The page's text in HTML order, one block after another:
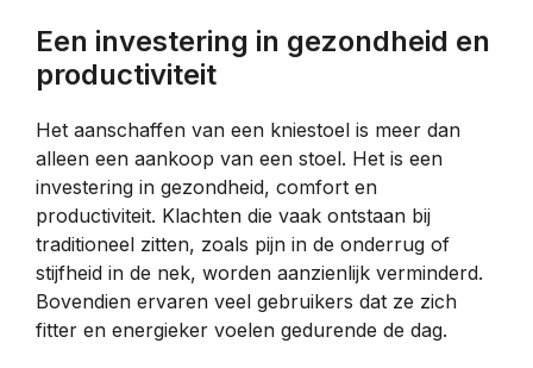
Een investering in gezondheid en
productiviteit
Het aanschaffen van een kniestoel is meer dan
alleen een aankoop van een stoel. Het is een
investering in gezondheid, comfort en
productiviteit. Klachten die vaak ontstaan bij
traditioneel zitten, zoals pijn in de onderrug of
stijfheid in de nek, worden aanzienlijk verminderd.
Bovendien ervaren veel gebruikers dat ze zich
fitter en energieker voelen gedurende de dag.